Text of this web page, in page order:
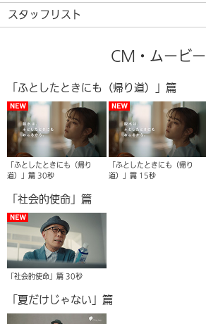
スタッフリスト
CM・ムービー
「ふとしたときにも（帰り道）」篇
「ふとしたときにも（帰り
道）」篇 30秒
「ふとしたときにも（帰り
道）」篇 15秒
「社会的使命」篇
「社会的使命」篇 30秒
「夏だけじゃない」篇